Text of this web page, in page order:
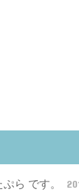
ぷら です。